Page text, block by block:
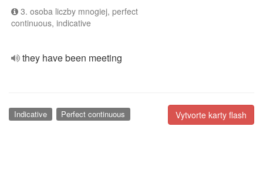
3. osoba liczby mnogiej, perfect
continuous, indicative
they have been meeting
Vytvorte karty flash
Indicative Perfect continuous